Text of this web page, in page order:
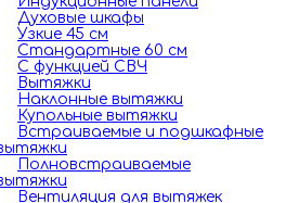
Духовые шкафы
Узкие 45 см
Стандартные 60 см
С функцией СВЧ
Вытяжки
Наклонные вытяжки
Купольные вытяжки
Встраиваемые и подшкафные
Полновстраиваемые
Вентиляция для вытяжек